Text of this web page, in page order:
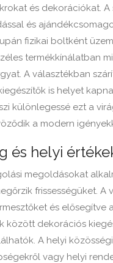
és dekorációkat.
és
fizikai boltként
termékkínálatban
A választékban
is helyet
különlegessé ezt a
a modern
és helyi
megoldásokat
frissességüket.
és
között dekorációs
A helyi
vagy helyi